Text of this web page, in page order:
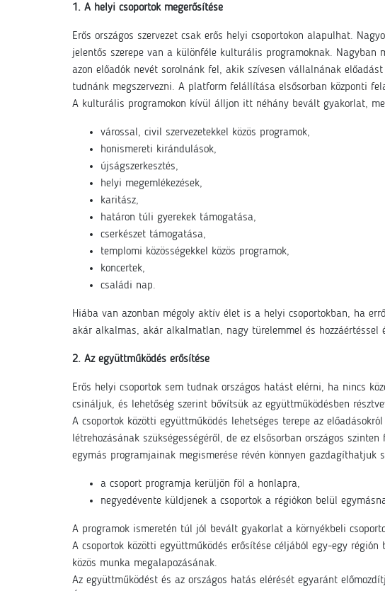
1. A helyi csoportok megerősítése
Erős országos szervezet csak erős helyi csoportokon alapulhat.
jelentős szerepe van a különféle kulturális programoknak.
azon előadók nevét sorolnánk fel, akik szívesen vállalnának
tudnánk megszervezni. A platform felállítása elsősorban központi
A kulturális programokon kívül álljon itt néhány bevált gyakorlat,
várossal, civil szervezetekkel közös programok,
honismereti kirándulások,
újságszerkesztés,
helyi megemlékezések,
karitász,
határon túli gyerekek támogatása,
cserkészet támogatása,
templomi közösségekkel közös programok,
koncertek,
családi nap.
Hiába van azonban mégoly aktív élet is a helyi csoportokban, ha
akár alkalmas, akár alkalmatlan, nagy türelemmel és hozzáértéssel
2. Az együttműködés erősítése
Erős helyi csoportok sem tudnak országos hatást elérni, ha nincs
csináljuk, és lehetőség szerint bővítsük az együttműködésben
A csoportok közötti együttműködés lehetséges terepe az
létrehozásának szükségességéről, de ez elsősorban országos
egymás programjainak megismerése révén könnyen
a csoport programja kerüljön föl a honlapra,
negyedévente küldjenek a csoportok a régiókon belül
A programok ismeretén túl jól bevált gyakorlat a környékbeli
A csoportok közötti együttműködés erősítése céljából egy-egy
közös munka megalapozásának.
Az együttműködést és az országos hatás elérését egyaránt